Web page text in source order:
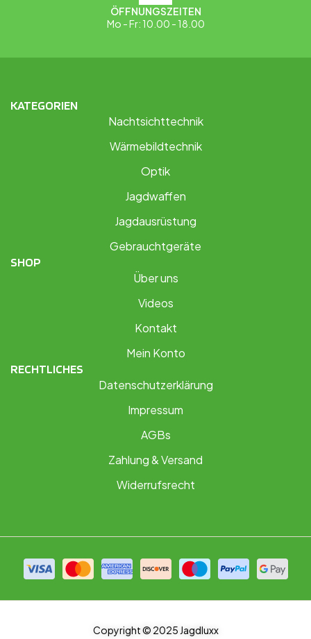
ÖFFNUNGSZEITEN
Mo - Fr: 10.00 - 18.00
KATEGORIEN
Nachtsichttechnik
Wärmebildtechnik
Optik
Jagdwaffen
Jagdausrüstung
Gebrauchtgeräte
SHOP
Über uns
Videos
Kontakt
Mein Konto
RECHTLICHES
Datenschutzerklärung
Impressum
AGBs
Zahlung & Versand
Widerrufsrecht
Copyright © 2025 Jagdluxx